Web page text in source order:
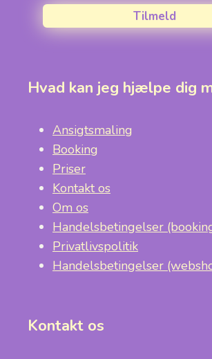
Tilmeld
Hvad kan jeg hjælpe dig
Ansigtsmaling
Booking
Priser
Kontakt os
Om os
Handelsbetingelser
Privatlivspolitik
Handelsbetingelser
Kontakt os